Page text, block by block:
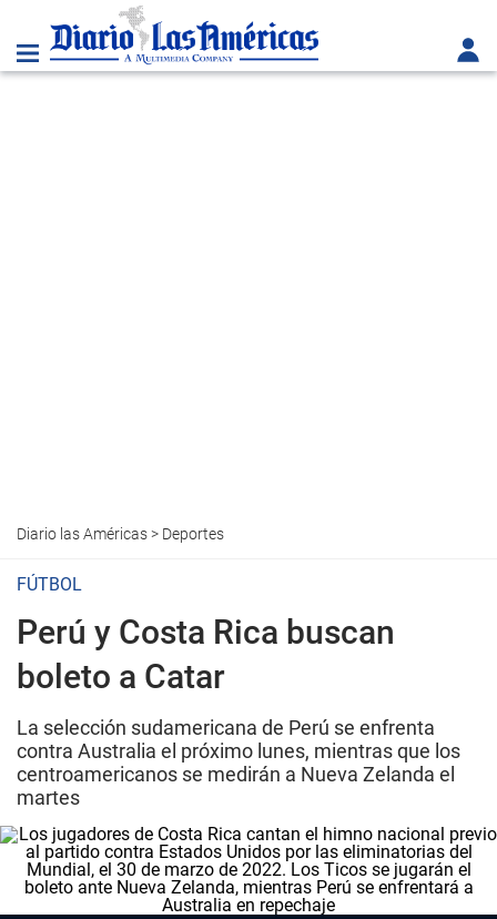
Diario las Américas> Deportes
FÚTBOL
Perú y Costa Rica buscan
boleto a Catar
La selección sudamericana de Perú se enfrenta
contra Australia el próximo lunes, mientras que los
centroamericanos se medirán a Nueva Zelanda el
martes